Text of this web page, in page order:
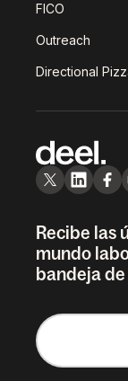
FICO
Outreach
Directional
Recibe las
mundo
bandeja